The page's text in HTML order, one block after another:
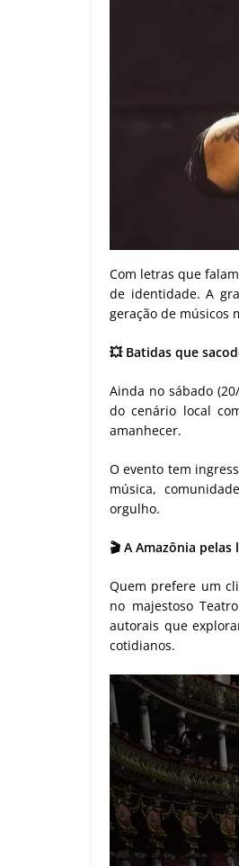
Com letras que
de identidade. A
geração de músicos
💥Batidas que
Ainda no sábado
do cenário local
amanhecer.
O evento tem
música,
orgulho.
🎬 A Amazônia pelas
Quem prefere um
no majestoso
autorais que
cotidianos.